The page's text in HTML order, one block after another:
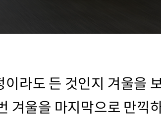
라도 든 것인지 겨울을
겨울을 마지막으로 만끽